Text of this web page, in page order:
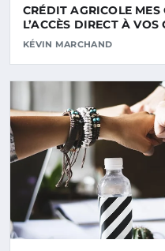
CRÉDIT AGRICOLE MES
L’ACCÈS DIRECT À
KÉVIN MARCHAND